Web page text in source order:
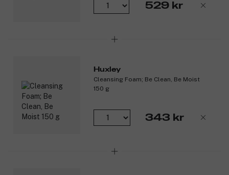
529 kr
Huxley
Cleansing Foam; Be Clean, Be Moist
150 g
343 kr